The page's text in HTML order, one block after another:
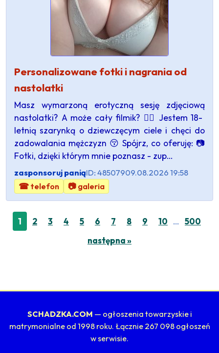
Personalizowane fotki i nagrania od
nastolatki
Masz wymarzoną erotyczną sesję zdjęciową
nastolatki? A może cały filmik? ❤️‍🔥 Jestem 18-
letnią szarynką o dziewczęcym ciele i chęci do
zadowalania mężczyzn 😚 Spójrz, co oferuję: 📷
Fotki, dzięki którym mnie poznasz - zup…
zasponsoruj paniąID: 48507909.08.2026 19:58
☎ telefon
📷 galeria
1 2 3 4 5 6 7 8 9 10 …
500
następna »
SCHADZKA.COM — ogłoszenia towarzyskie i
matrymonialne od 1998 roku. Łącznie 267 098 ogłoszeń
w serwisie.